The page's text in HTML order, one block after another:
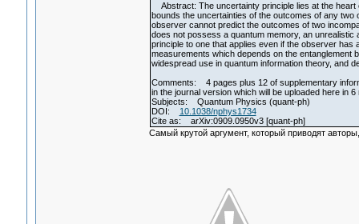
Abstract: The uncertainty principle lies at the heart
bounds the uncertainties of the outcomes of any
observer cannot predict the outcomes of two
does not possess a quantum memory, an
principle to one that applies even if the observer
measurements which depends on the entanglement
widespread use in quantum information theory, and
Comments: 4 pages plus 12 of supplementary
in the journal version which will be uploaded here in 6
Subjects: Quantum Physics (quant-ph)
DOI:
10.1038/nphys1734
Cite as: arXiv:0909.0950v3 [quant-ph]
Самый крутой аргумент, который приводят